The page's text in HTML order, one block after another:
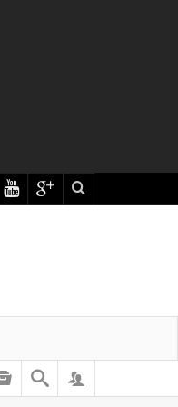
৪০তম বিসিএস লিখিত প্রশ্নের সমাধান ২০২০